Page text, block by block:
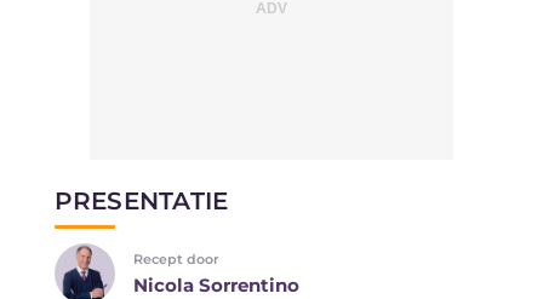
PRESENTATIE
Recept door
Nicola Sorrentino